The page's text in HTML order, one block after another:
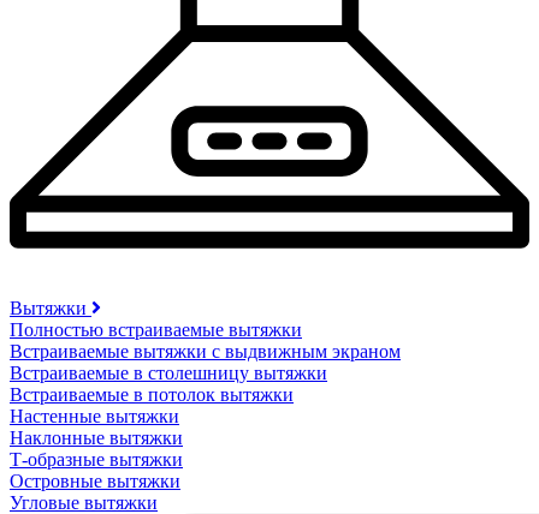
Вытяжки
Полностью встраиваемые вытяжки
Встраиваемые вытяжки с выдвижным экраном
Встраиваемые в столешницу вытяжки
Встраиваемые в потолок вытяжки
Настенные вытяжки
Наклонные вытяжки
Т-образные вытяжки
Островные вытяжки
Угловые вытяжки